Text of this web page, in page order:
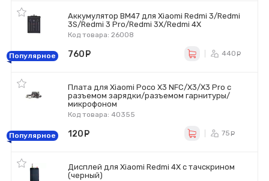
Аккумулятор BM47 для Xiaomi Redmi 3/Redmi
3S/Redmi 3 Pro/Redmi 3X/Redmi 4X
Код товара: 26008
Популярное 760 440
Плата для Xiaomi Poco X3 NFC/X3/X3 Pro с
разъемом зарядки/разъемом гарнитуры/
микрофоном
Код товара: 40355
Популярное 120 75
Дисплей для Xiaomi Redmi 4X с тачскрином
(черный)